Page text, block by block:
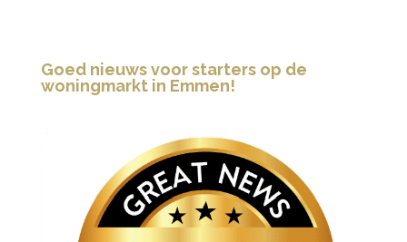
Goed nieuws voor starters op de
woningmarkt in Emmen!